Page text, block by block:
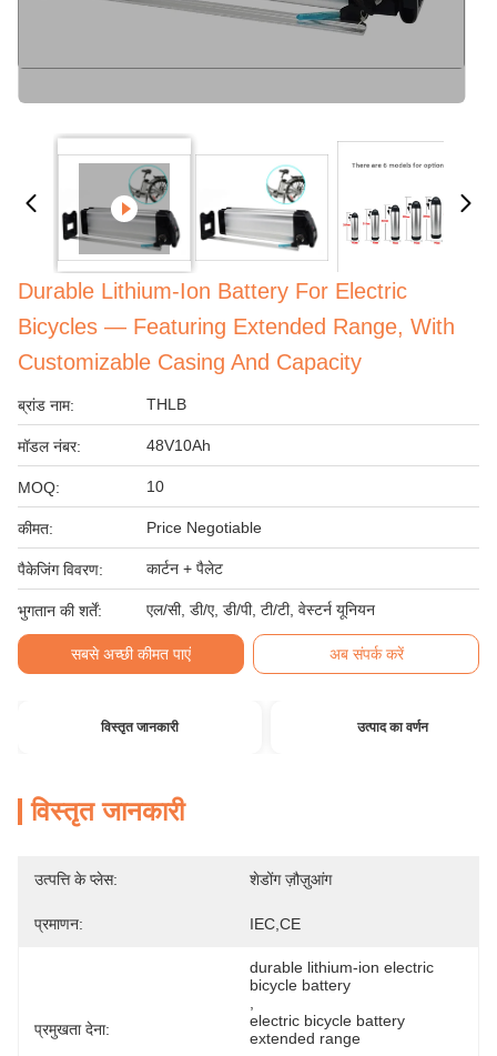
Durable Lithium-Ion Battery For Electric
Bicycles — Featuring Extended Range, With
Customizable Casing And Capacity
ब्रांड नाम: THLB
मॉडल नंबर: 48V10Ah
MOQ: 10
कीमत: Price Negotiable
पैकेजिंग विवरण: कार्टन + पैलेट
भुगतान की शर्तें: एल/सी, डी/ए, डी/पी, टी/टी, वेस्टर्न यूनियन
सबसे अच्छी कीमत पाएं अब संपर्क करें
विस्तृत जानकारी उत्पाद का वर्णन
विस्तृत जानकारी
उत्पत्ति के प्लेस: शेडोंग ज़ौज़ुआंग
प्रमाणन: IEC,CE
प्रमुखता देना:
durable lithium-ion electric
bicycle battery
electric bicycle battery
extended range